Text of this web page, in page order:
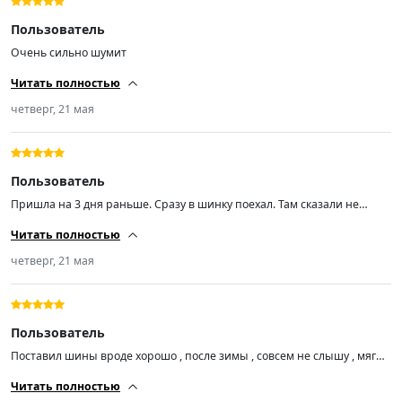
Пользователь
Очень сильно шумит
Читать полностью
четверг, 21 мая
Пользователь
Пришла на 3 дня раньше. Сразу в шинку поехал. Там сказали не
шумная. Время и километры покажут на сколько норм резина.
Читать полностью
четверг, 21 мая
Пользователь
Поставил шины вроде хорошо , после зимы , совсем не слышу , мягче
переплачиваем . Допустим тот же мешлен и т. п. По ходу все в китае
Читать полностью